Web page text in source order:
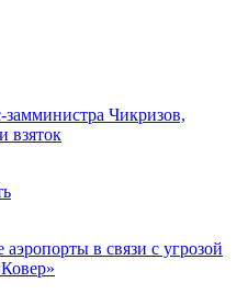
замминистра Чикризов,
взяток
в связи с угрозой